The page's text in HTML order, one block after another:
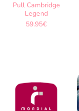
Pull Cambridge
Legend
59.95€